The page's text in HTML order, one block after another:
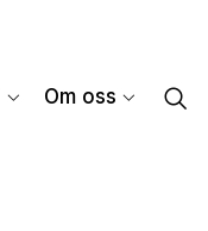
Om oss